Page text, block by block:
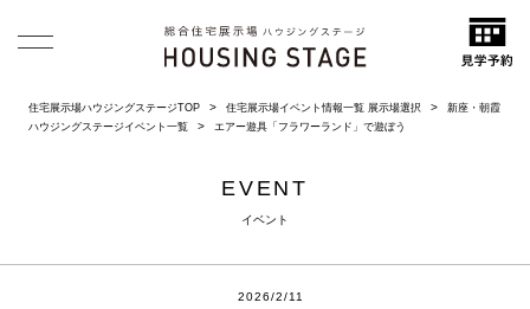
住宅展示場ハウジングステージTOP 住宅展示場イベント情報一覧 展示場選択
新座・朝霞
ハウジングステージイベント一覧
エアー遊具「フラワーランド」で遊ぼう
EVENT
イベント
2026/2/11